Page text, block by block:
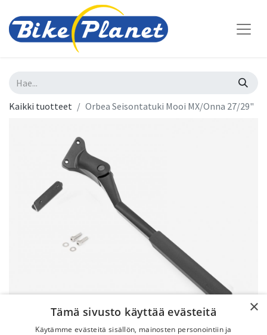
Kaikki tuotteet Orbea Seisontatuki Mooi MX/Onna 27/29"
×
Tämä sivusto käyttää evästeitä
Käytämme evästeitä sisällön, mainosten personointiin ja